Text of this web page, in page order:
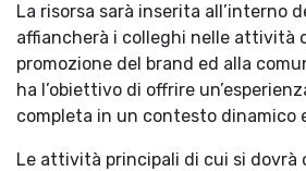
La risorsa sarà inserita all’interno
affiancherà i colleghi nelle attività
promozione del brand ed alla
ha l’obiettivo di offrire
completa in un contesto dinamico
Le attività principali di cui si dovrà